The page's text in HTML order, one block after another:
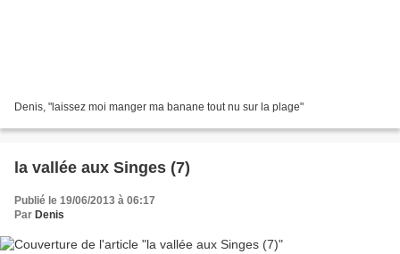
Denis, "laissez moi manger ma banane tout nu sur la plage"
la vallée aux Singes (7)
Publié le 19/06/2013 à 06:17
Par Denis